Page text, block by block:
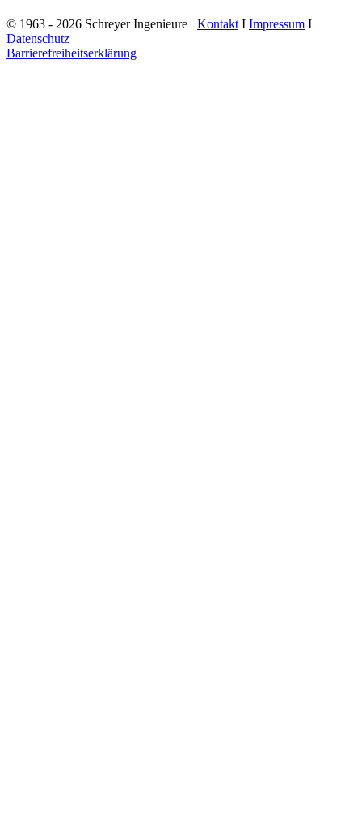
© 1963 - 2026 Schreyer Ingenieure Kontakt I Impressum I
Datenschutz
Barrierefreiheitserklärung